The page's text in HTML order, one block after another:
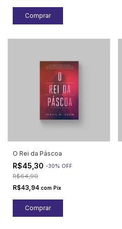
O Rei da Páscoa
R$45,30 -30% OFF
R$64,90
R$43,94 com Pix